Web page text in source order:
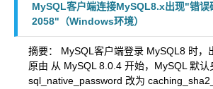
MySQL客户端连接MySQL8.x出现"错误
2058"（Windows环境）
摘要： MySQL客户端登录 MySQL8 时，
原由 从 MySQL 8.0.4 开始，MySQL 默
sql_native_password 改为